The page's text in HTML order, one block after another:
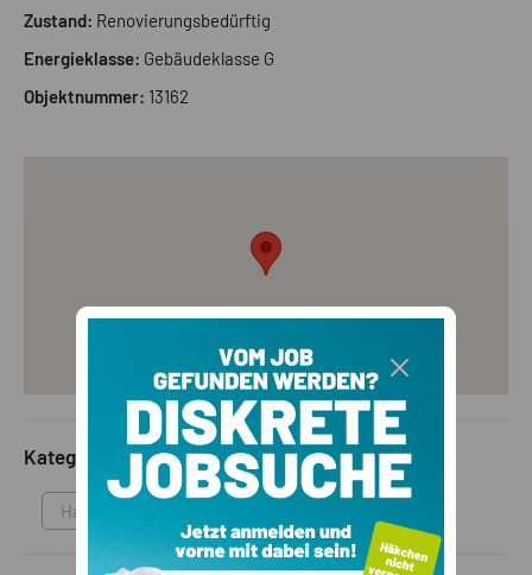
Wanderungen oder zu Bergtouren auf den nahen Langkofel
ein.
Zustand: Renovierungsbedürftig
Energieklasse: Gebäudeklasse G
Objektnummer: 13162
Kategorie
Haus